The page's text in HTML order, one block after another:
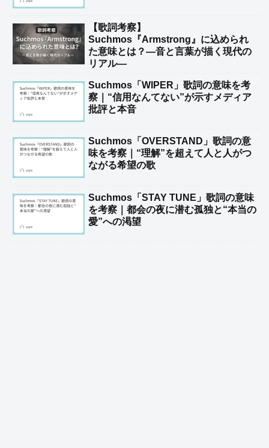
【歌詞考察】
Suchmos『Armstrong』に込められ
た意味とは？―音と言葉が描く現代の
リアル―
Suchmos「WIPER」歌詞の意味を考
察｜“信用なんてない”が示すメディア
批評と本音
Suchmos「OVERSTAND」歌詞の意
味を考察｜“理解”を超えて人と人がつ
ながる希望の歌
Suchmos「STAY TUNE」歌詞の意味
を考察｜都会の夜に潜む孤独と“本当の
愛”への渇望